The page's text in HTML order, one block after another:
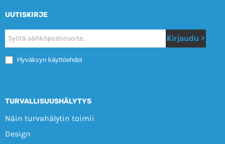
UUTISKIRJE
Nyhetsbrev
Mobile
Kirjaudu >
Hyväksyn käyttöehdot
TURVALLISUUSHÄLYTYS
Näin turvahälytin toimii
Design